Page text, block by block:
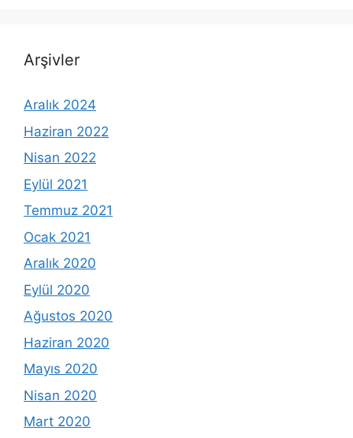
Arşivler
Aralık 2024
Haziran 2022
Nisan 2022
Eylül 2021
Temmuz 2021
Ocak 2021
Aralık 2020
Eylül 2020
Ağustos 2020
Haziran 2020
Mayıs 2020
Nisan 2020
Mart 2020